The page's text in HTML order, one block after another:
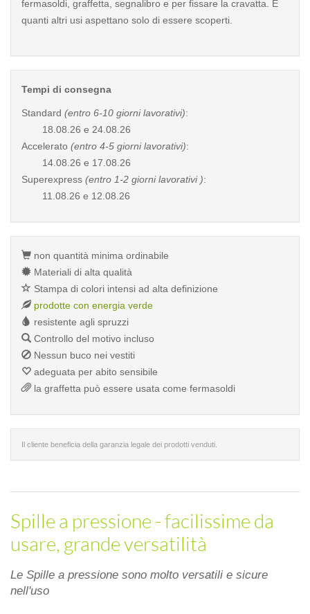
fermasoldi, graffetta, segnalibro e per fissare la cravatta. E
quanti altri usi aspettano solo di essere scoperti.
Tempi di consegna
Standard (entro 6-10 giorni lavorativi):
18.08.26 e 24.08.26
Accelerato (entro 4-5 giorni lavorativi):
14.08.26 e 17.08.26
Superexpress (entro 1-2 giorni lavorativi ):
11.08.26 e 12.08.26
non quantità minima ordinabile
Materiali di alta qualità
Stampa di colori intensi ad alta definizione
prodotte con energia verde
resistente agli spruzzi
Controllo del motivo incluso
Nessun buco nei vestiti
adeguata per abito sensibile
la graffetta può essere usata come fermasoldi
Il cliente beneficia della garanzia legale dei prodotti venduti.
Spille a pressione - facilissime da
usare, grande versatilità
Le Spille a pressione sono molto versatili e sicure
nell'uso